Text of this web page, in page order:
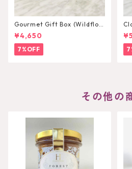
Gourmet Gift Box (Wildflow
er.LemonMyrtle.Cinnamonn.
VanillaBean) 75g×4
¥4,650
7%OFF
4
その他の